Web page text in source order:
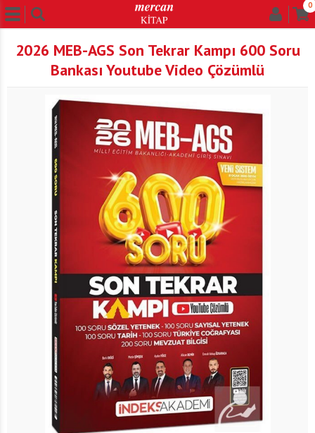
0
2026 MEB-AGS Son Tekrar Kampı 600 Soru
Bankası Youtube Video Çözümlü